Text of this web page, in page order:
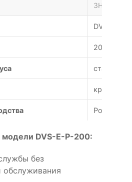
ЗНАЧЕНИЕ
DVS-E-P-
200
сталь
Россия
DVS-E-P-200:
без
обслуживания